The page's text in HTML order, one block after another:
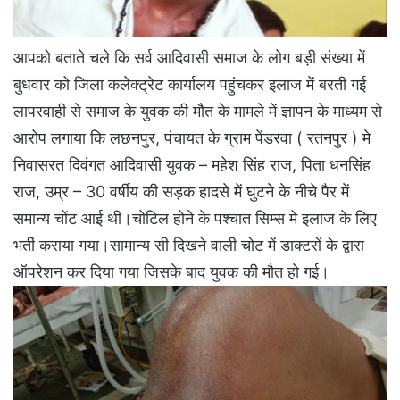
आपको बताते चले कि सर्व आदिवासी समाज के लोग बड़ी संख्या में
बुधवार को जिला कलेक्ट्रेट कार्यालय पहुंचकर इलाज में बरती गई
लापरवाही से समाज के युवक की मौत के मामले में ज्ञापन के माध्यम से
आरोप लगाया कि लछनपुर, पंचायत के ग्राम पेंडरवा ( रतनपुर ) मे
निवासरत दिवंगत आदिवासी युवक – महेश सिंह राज, पिता धनसिंह
राज, उम्र – 30 वर्षीय की सड़क हादसे में घुटने के नीचे पैर में
समान्य चोंट आई थी।चोटिल होने के पश्चात सिम्स मे इलाज के लिए
भर्ती कराया गया।सामान्य सी दिखने वाली चोट में डाक्टरों के द्वारा
ऑपरेशन कर दिया गया जिसके बाद युवक की मौत हो गई।